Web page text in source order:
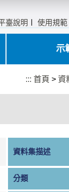
臺說明 〡使用規範
示
::: 首頁 >資
資料集描述
分類